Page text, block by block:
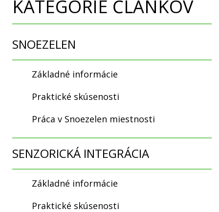
KATEGÓRIE ČLÁNKOV
SNOEZELEN
Základné informácie
Praktické skúsenosti
Práca v Snoezelen miestnosti
SENZORICKÁ INTEGRÁCIA
Základné informácie
Praktické skúsenosti